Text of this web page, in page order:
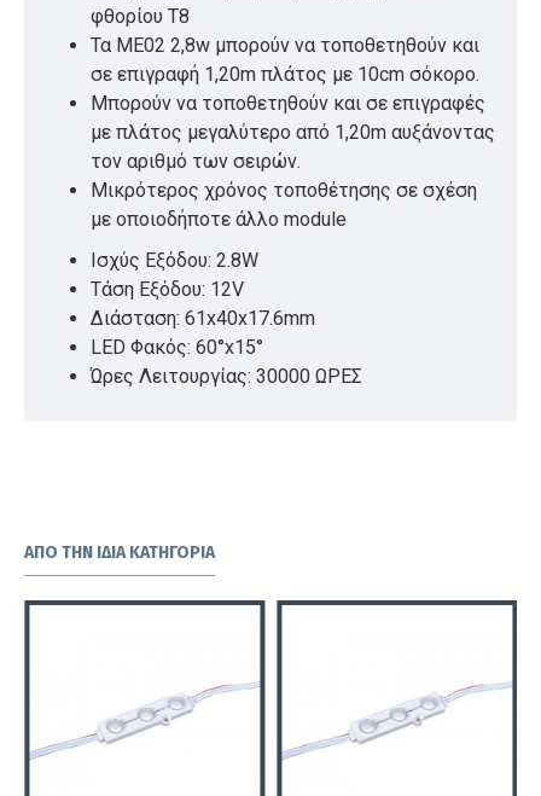
φθορίου T8
Τα ME02 2,8w μπορούν να τοποθετηθούν και
σε επιγραφή 1,20m πλάτος με 10cm σόκορο.
Μπορούν να τοποθετηθούν και σε επιγραφές
με πλάτος μεγαλύτερο από 1,20m αυξάνοντας
τον αριθμό των σειρών.
Μικρότερος χρόνος τοποθέτησης σε σχέση
με οποιοδήποτε άλλο module
Ισχύς Εξόδου: 2.8W
Τάση Εξόδου: 12V
Διάσταση: 61x40x17.6mm
LED Φακός: 60°x15°
Ώρες Λειτουργίας: 30000 ΩΡΕΣ
ΑΠΌ ΤΗΝ ΊΔΙΑ ΚΑΤΗΓΟΡΊΑ